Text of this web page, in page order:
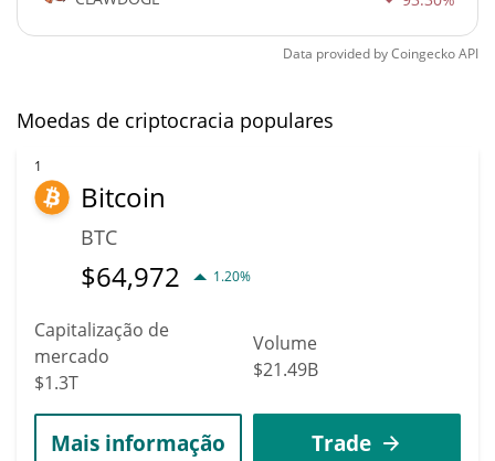
Data provided byCoingeckoAPI
Moedas de criptocracia populares
1
Bitcoin
BTC
$64,972 1.20%
Capitalização de
mercado
$1.3T
Volume
$21.49B
Mais informação Trade